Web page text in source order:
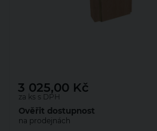
za ks s DPH
3 025,00 Kč
Ověřit dostupnost
na prodejnách